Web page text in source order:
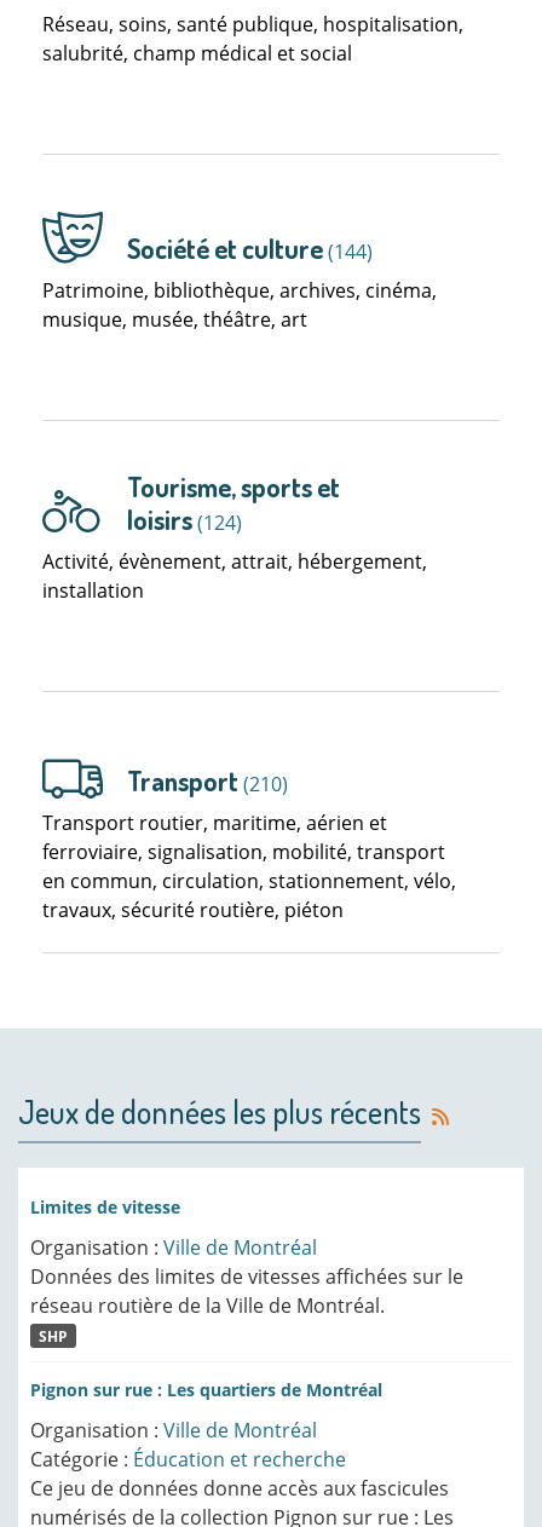
Réseau, soins, santé publique, hospitalisation,
salubrité, champ médical et social
Société et culture(144)
Patrimoine, bibliothèque, archives, cinéma,
musique, musée, théâtre, art
Tourisme, sports et
loisirs(124)
Activité, évènement, attrait, hébergement,
installation
Transport(210)
Transport routier, maritime, aérien et
ferroviaire, signalisation, mobilité, transport
en commun, circulation, stationnement, vélo,
travaux, sécurité routière, piéton
Jeux de données les plus récents
Limites de vitesse
Organisation : Ville de Montréal
Données des limites de vitesses affichées sur le
réseau routière de la Ville de Montréal.
SHP
Pignon sur rue : Les quartiers de Montréal
Organisation : Ville de Montréal
Catégorie : Éducation et recherche
Ce jeu de données donne accès aux fascicules
numérisés de la collection Pignon sur rue : Les